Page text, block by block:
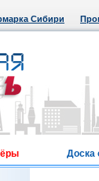
Сибири
Доска